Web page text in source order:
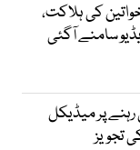
کی ہلاکت،
سامنے آگئی
پر میڈیکل
تجویز